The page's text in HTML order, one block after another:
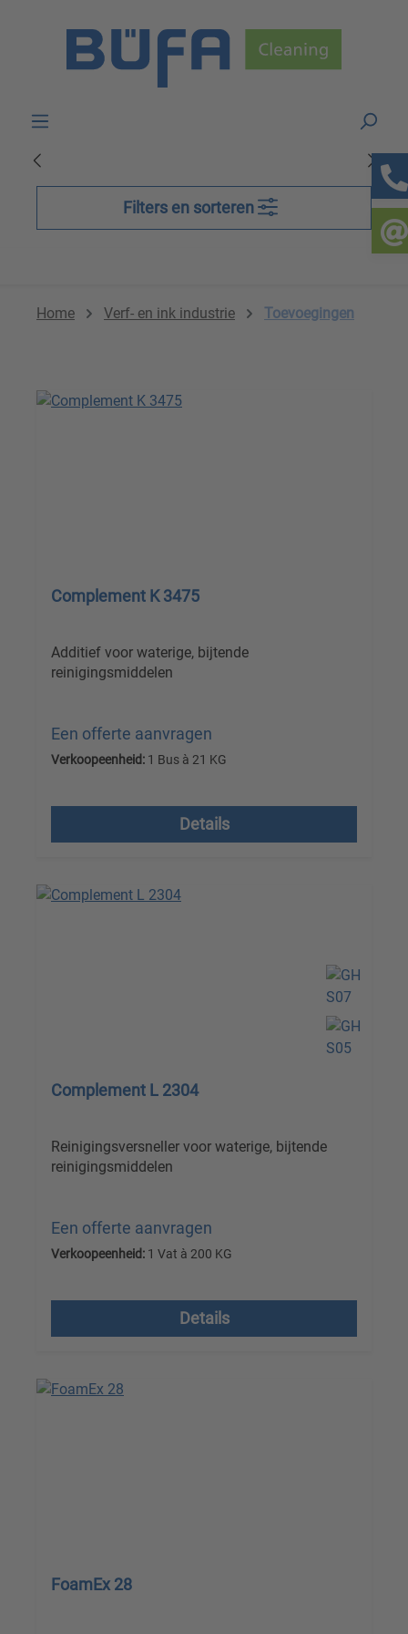
Filters en sorteren
Home Verf- en ink industrie Toevoegingen
Complement K 3475
Additief voor waterige, bijtende
reinigingsmiddelen
Een offerte aanvragen
Verkoopeenheid: 1 Bus à 21 KG
Details
Complement L 2304
Reinigingsversneller voor waterige, bijtende
reinigingsmiddelen
Een offerte aanvragen
Verkoopeenheid: 1 Vat à 200 KG
Details
FoamEx 28